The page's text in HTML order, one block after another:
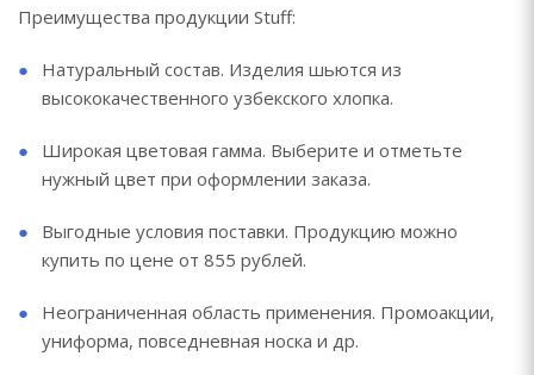
Преимущества продукции Stuff:
Натуральный состав. Изделия шьются из
высококачественного узбекского хлопка.
Широкая цветовая гамма. Выберите и отметьте
нужный цвет при оформлении заказа.
Выгодные условия поставки. Продукцию можно
купить по цене от 855 рублей.
Неограниченная область применения. Промоакции,
униформа, повседневная носка и др.